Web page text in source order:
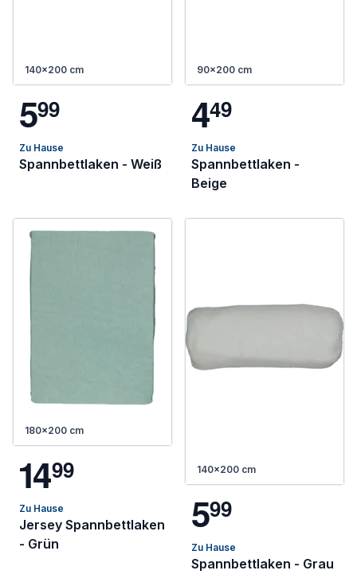
140x200 cm
599
Zu Hause
Spannbettlaken - Weiß
90x200 cm
449
Zu Hause
Spannbettlaken -
Beige
180x200 cm
1499
Zu Hause
Jersey Spannbettlaken
- Grün
140x200 cm
599
Zu Hause
Spannbettlaken - Grau